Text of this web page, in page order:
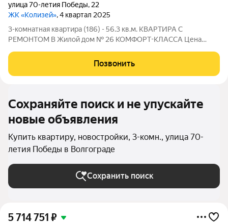
улица 70-летия Победы, 22
ЖК «Колизей», 4 квартал 2025
3-комнатная квартира (186) - 56.3 кв.м. КВАРТИРА С
РЕМОНТОМ В Жилой дом № 26 КОМФОРТ-КЛАССА Цена
эту квартиру с черновой отделкой. Прямая продажа от
Застройщика! ЖК «Колизей» - это
Позвонить
Сохраняйте поиск и не упускайте
новые объявления
Купить квартиру, новостройки, 3-комн., улица 70-
летия Победы в Волгограде
Сохранить поиск
5 714 751 ₽